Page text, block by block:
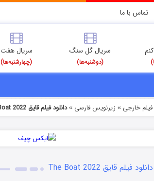
تماس با ما
سریال گل سنگ
(دوشنبه‌ها)
سریال هفت
(چهارشنبه‌ها)
فیلم خارجی » زیرنویس فارسی »دانلود فیلم قایق The Boat 2022
دانلود فیلم قایق The Boat 2022